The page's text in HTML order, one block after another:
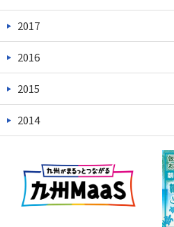
2017
2016
2015
2014